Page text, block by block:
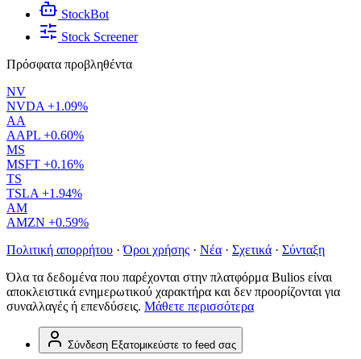
StockBot
Stock Screener
Πρόσφατα προβληθέντα
NV
NVDA +1.09%
AA
AAPL +0.60%
MS
MSFT +0.16%
TS
TSLA +1.94%
AM
AMZN +0.59%
Πολιτική απορρήτου · Όροι χρήσης · Νέα · Σχετικά · Σύνταξη
Όλα τα δεδομένα που παρέχονται στην πλατφόρμα Bulios είναι
αποκλειστικά ενημερωτικού χαρακτήρα και δεν προορίζονται για
συναλλαγές ή επενδύσεις. Μάθετε περισσότερα
Σύνδεση Εξατομικεύστε το feed σας